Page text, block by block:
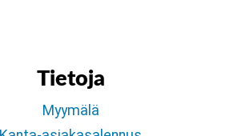
Tietoja
Myymälä